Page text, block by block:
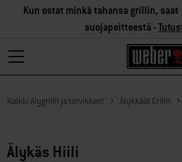
Kun ostat minkä tahansa grillin, saat
suojapeitteestä -
Kaikki Alygrillit ja tarvikkeet Älykkäät Grillit
Älykäs Hiili